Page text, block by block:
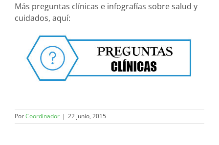
Más preguntas clínicas e infografías sobre salud y
cuidados, aquí:
PorCoordinador | 22 junio, 2015